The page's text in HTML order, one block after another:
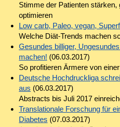
Stimme der Patienten
optimieren
Low carb, Paleo, vegan,
Welche Diät-Trends machen
Gesundes billiger,
machen! (06.03.2017)
So profitieren Ärmere von
Deutsche Hochdruckliga
aus (06.03.2017)
Abstracts bis Juli 2017
Translationale Forschung für
Diabetes (07.03.2017)